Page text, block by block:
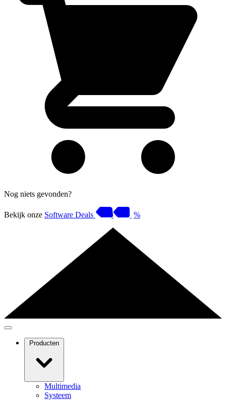
Nog niets gevonden?
Bekijk onze Software Deals %
Producten
Multimedia
Systeem